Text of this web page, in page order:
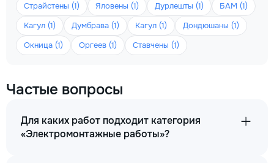
Страйстены (1)
Яловены (1) Дурлешты (1)
БАМ (1)
Кагул (1)
Думбрава (1) Кагул (1)
Дондюшаны (1)
Окница (1)
Оргеев (1) Ставчены (1)
Частые вопросы
Для каких работ подходит категория
«Электромонтажные работы»?